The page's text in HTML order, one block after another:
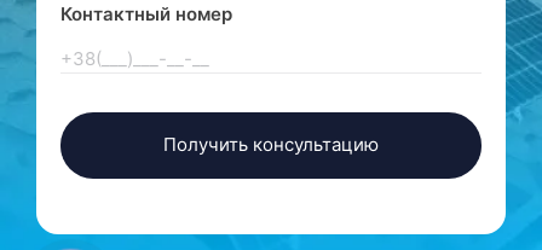
Контактный номер